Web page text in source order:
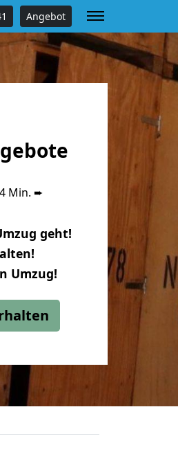
Angebot
Min. ➨
geht!
Umzug!